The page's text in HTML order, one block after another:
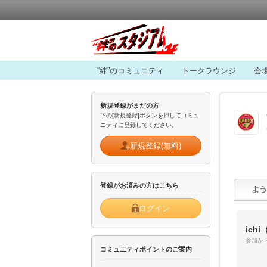
“絆”のコミュニティ トークラウンジ 会
新規登録がまだの方
下の[新規登録]ボタンを押してコミュ
ニティに登録してください。
新規登録(無料)
登録がお済みの方はこちら
ログイン
コミュ二ティポイントのご案内
ichi
参加か